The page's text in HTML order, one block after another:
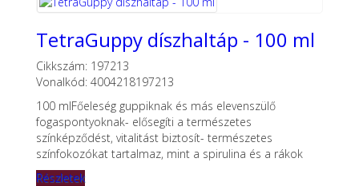
TetraGuppy díszhaltáp - 100 ml
Cikkszám: 197213
Vonalkód: 4004218197213
100 mlFőeleség guppiknak és más elevenszülő
fogaspontyoknak- elősegíti a természetes
színképződést, vitalitást biztosít- természetes
színfokozókat tartalmaz, mint a spirulina és a rákok
Részletek